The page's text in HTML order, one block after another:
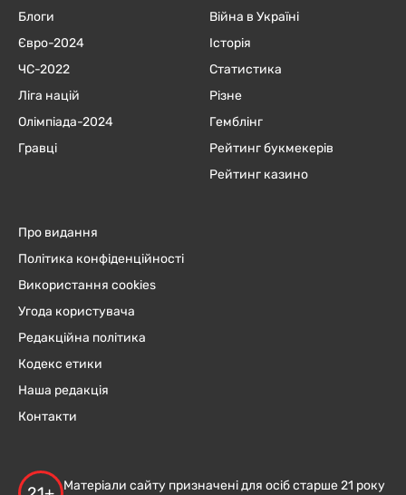
Блоги
Євро-2024
ЧC-2022
Ліга націй
Олімпіада-2024
Гравці
Війна в Україні
Історія
Статистика
Різне
Гемблінг
Рейтинг букмекерів
Рейтинг казино
Про видання
Політика конфіденційності
Використання cookies
Угода користувача
Редакційна політика
Кодекс етики
Наша редакція
Контакти
Матеріали сайту призначені для осіб старше 21 року